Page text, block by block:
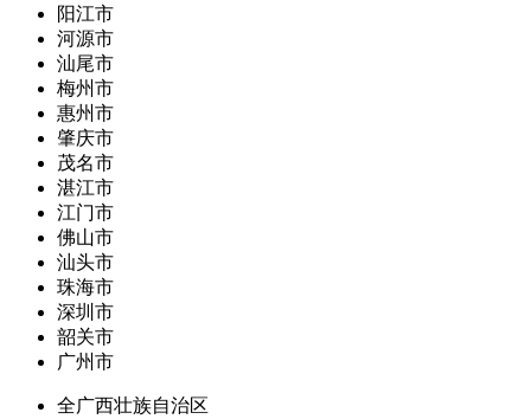
阳江市
河源市
汕尾市
梅州市
惠州市
肇庆市
茂名市
湛江市
江门市
佛山市
汕头市
珠海市
深圳市
韶关市
广州市
全广西壮族自治区